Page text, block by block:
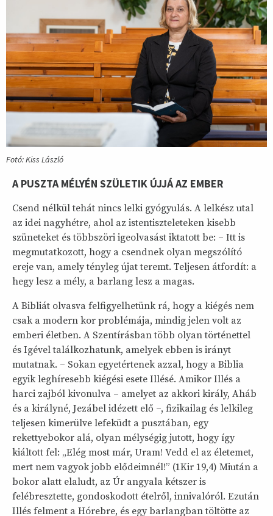
Fotó: Kiss László
A PUSZTA MÉLYÉN SZÜLETIK ÚJJÁ AZ EMBER
Csend nélkül tehát nincs lelki gyógyulás. A lelkész utal
az idei nagyhétre, ahol az istentiszteleteken kisebb
szüneteket és többszöri igeolvasást iktatott be: – Itt is
megmutatkozott, hogy a csendnek olyan megszólító
ereje van, amely tényleg újat teremt. Teljesen átfordít: a
hegy lesz a mély, a barlang lesz a magas.
A Bibliát olvasva felfigyelhetünk rá, hogy a kiégés nem
csak a modern kor problémája, mindig jelen volt az
emberi életben. A Szentírásban több olyan történettel
és Igével találkozhatunk, amelyek ebben is irányt
mutatnak. – Sokan egyetértenek azzal, hogy a Biblia
egyik leghíresebb kiégési esete Illésé. Amikor Illés a
harci zajból kivonulva – amelyet az akkori király, Aháb
és a királyné, Jezábel idézett elő –, fizikailag és lelkileg
teljesen kimerülve lefeküdt a pusztában, egy
rekettyebokor alá, olyan mélységig jutott, hogy így
kiáltott fel: „Elég most már, Uram! Vedd el az életemet,
mert nem vagyok jobb elődeimnél!” (1Kir 19,4) Miután a
bokor alatt elaludt, az Úr angyala kétszer is
felébresztette, gondoskodott ételről, innivalóról. Ezután
Illés felment a Hórebre, és egy barlangban töltötte az